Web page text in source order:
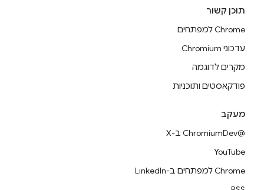
תוכן קשור
Chrome למפתחים
עדכוני Chromium
מקרים לדוגמה
פודקאסטים ותוכניות
מעקב
@ChromiumDev ב-X
YouTube
Chrome למפתחים ב-LinkedIn